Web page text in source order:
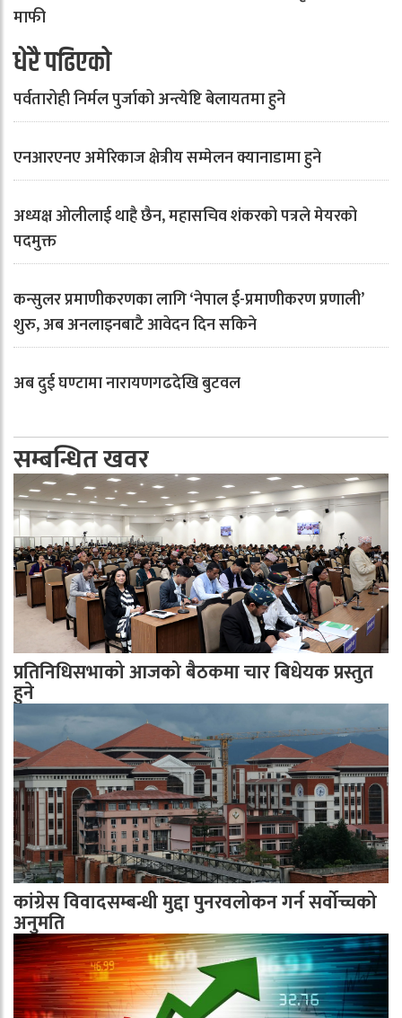
माफी
धेरै पढिएको
पर्वतारोही निर्मल पुर्जाको अन्त्येष्टि बेलायतमा हुने
एनआरएनए अमेरिकाज क्षेत्रीय सम्मेलन क्यानाडामा हुने
अध्यक्ष ओलीलाई थाहै छैन, महासचिव शंकरको पत्रले मेयरको
पदमुक्त
कन्सुलर प्रमाणीकरणका लागि ‘नेपाल ई-प्रमाणीकरण प्रणाली’
शुरु, अब अनलाइनबाटै आवेदन दिन सकिने
अब दुई घण्टामा नारायणगढदेखि बुटवल
सम्बन्धित खवर
प्रतिनिधिसभाको आजको बैठकमा चार बिधेयक प्रस्तुत
हुने
कांग्रेस विवादसम्बन्धी मुद्दा पुनरवलोकन गर्न सर्वोच्चको
अनुमति